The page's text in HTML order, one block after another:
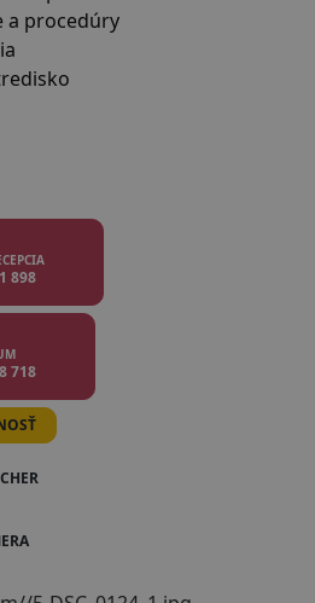
a procedúry
898
718